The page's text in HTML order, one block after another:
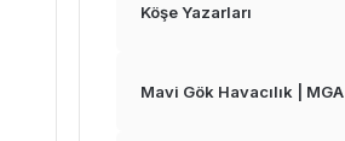
Köşe Yazarları
Mavi Gök Havacılık | MGA